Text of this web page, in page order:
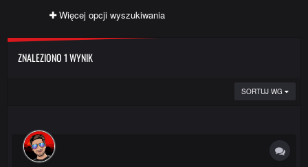
Więcej opcji wyszukiwania
ZNALEZIONO 1 WYNIK
SORTUJ WG